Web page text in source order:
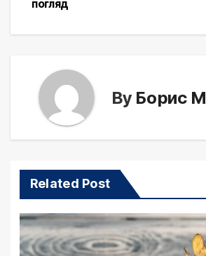
погляд
By Борис
Related Post